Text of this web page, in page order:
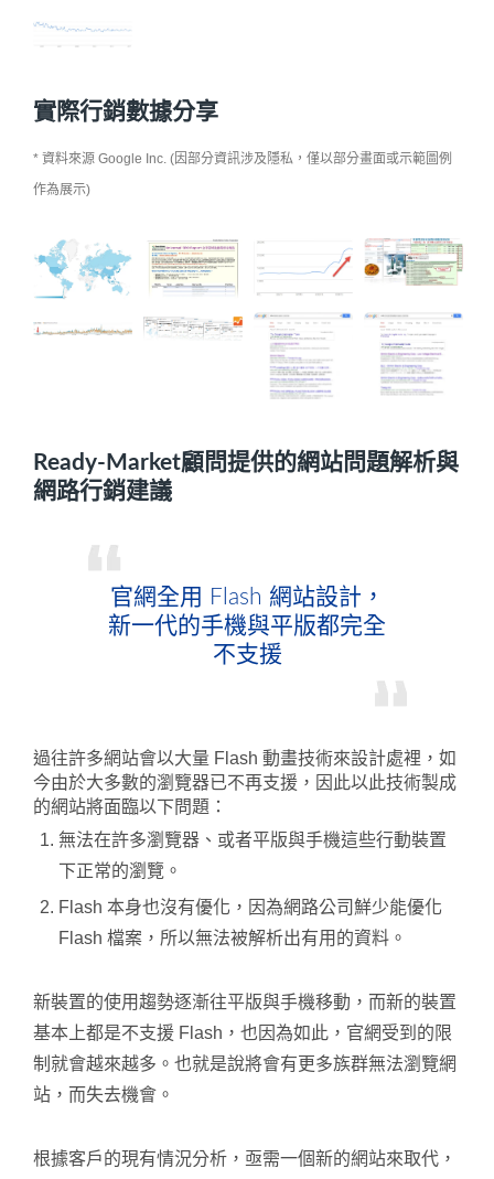
實際行銷數據分享
* 資料來源 Google Inc. (因部分資訊涉及隱私，僅以部分畫面或示範圖例
作為展示)
Ready-Market顧問提供的網站問題解析與
網路行銷建議
官網全用 Flash 網站設計，
新一代的手機與平版都完全
不支援
過往許多網站會以大量 Flash 動畫技術來設計處裡，如
今由於大多數的瀏覽器已不再支援，因此以此技術製成
的網站將面臨以下問題：
無法在許多瀏覽器、或者平版與手機這些行動裝置
下正常的瀏覽。
Flash 本身也沒有優化，因為網路公司鮮少能優化
Flash 檔案，所以無法被解析出有用的資料。
新裝置的使用趨勢逐漸往平版與手機移動，而新的裝置
基本上都是不支援 Flash，也因為如此，官網受到的限
制就會越來越多。也就是說將會有更多族群無法瀏覽網
站，而失去機會。
根據客戶的現有情況分析，亟需一個新的網站來取代，